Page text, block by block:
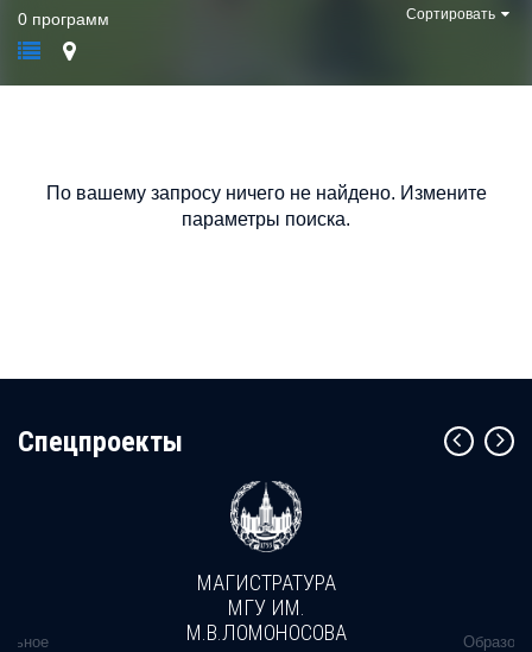
0 программ Сортировать
По вашему запросу ничего не найдено. Измените
параметры поиска.
Cпецпроекты
МАГИСТРАТУРА
МГУ ИМ.
М.В.ЛОМОНОСОВА